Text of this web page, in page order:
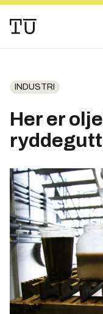
INDUSTRI
Her er